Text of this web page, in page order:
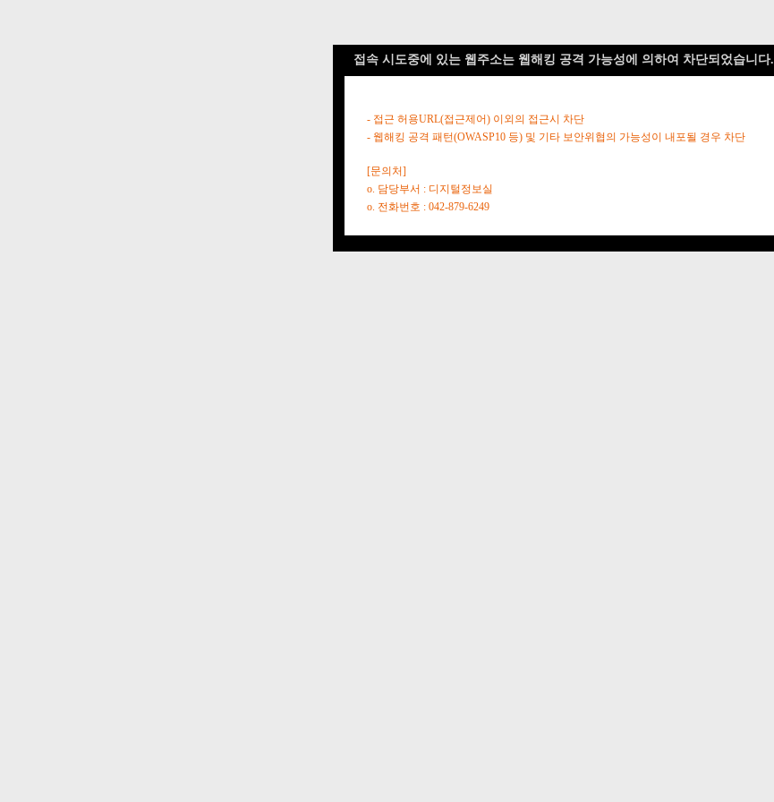
접속 시도중에 있는 웹주소는 웹해킹 공격 가능성에 의하여 차단되었습니다.
- 접근 허용URL(접근제어) 이외의 접근시 차단
- 웹해킹 공격 패턴(OWASP10 등) 및 기타 보안위협의 가능성이 내포될 경우 차단
[문의처]
o. 담당부서 : 디지털정보실
o. 전화번호 : 042-879-6249